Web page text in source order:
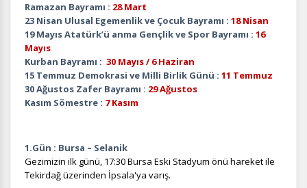
Ramazan Bayramı : 28 Mart
23 Nisan Ulusal Egemenlik ve Çocuk Bayramı : 18 Nisan
19 Mayıs Atatürk’ü anma Gençlik ve Spor Bayramı : 16
Mayıs
Kurban Bayramı : 30 Mayıs / 6 Haziran
15 Temmuz Demokrasi ve Milli Birlik Günü : 11 Temmuz
30 Ağustos Zafer Bayramı : 29 Ağustos
Kasım Sömestre : 7 Kasım
1.Gün : Bursa – Selanik
Gezimizin ilk günü, 17:30 Bursa Eski Stadyum önü hareket ile
Tekirdağ üzerinden İpsala'ya varış.